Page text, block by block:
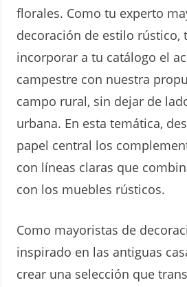
florales. Como tu experto
decoración de estilo rústico,
incorporar a tu catálogo el
campestre con nuestra
campo rural, sin dejar de
urbana. En esta temática,
papel central los
con líneas claras que
con los muebles rústicos.
Como mayoristas de
inspirado en las antiguas
crear una selección que